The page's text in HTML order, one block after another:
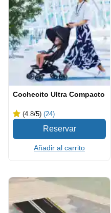
Cochecito Ultra Compacto
(4.8/5) (24)
Añadir al carrito